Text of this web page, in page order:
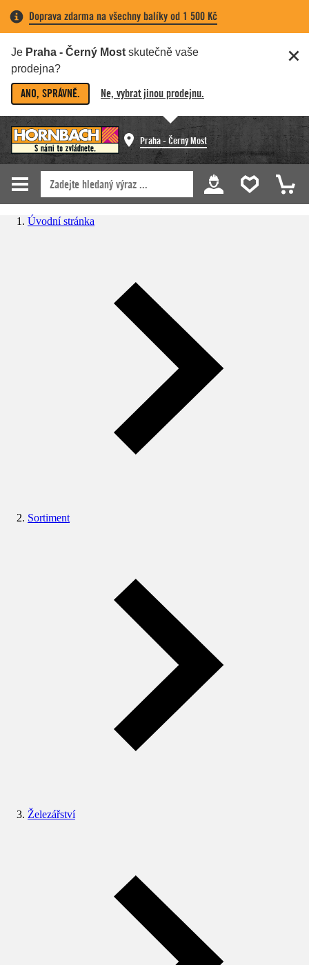
Doprava zdarma na všechny balíky od 1 500 Kč
Je Praha - Černý Most skutečně vaše
prodejna?
ANO, SPRÁVNĚ. Ne, vybrat jinou prodejnu.
Praha - Černý Most
Úvodní stránka
Sortiment
Železářství